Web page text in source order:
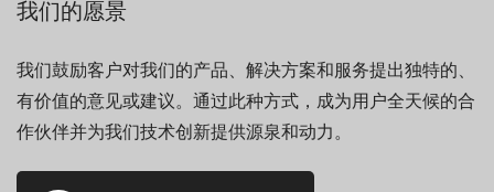
我们的愿景
我们鼓励客户对我们的产品、解决方案和服务提出独特的、
有价值的意见或建议。通过此种方式，成为用户全天候的合
作伙伴并为我们技术创新提供源泉和动力。